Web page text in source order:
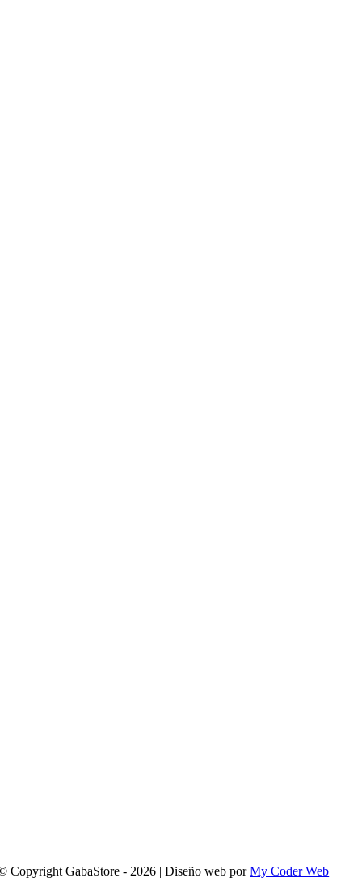
Copyright GabaStore - 2026 | Diseño web porMy Coder Web